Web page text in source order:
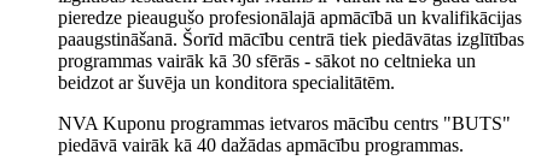
pieredze pieaugušo profesionālajā apmācībā un kvalifikācijas
paaugstināšanā. Šorīd mācību centrā tiek piedāvātas izglītības
programmas vairāk kā 30 sfērās - sākot no celtnieka un
beidzot ar šuvēja un konditora specialitātēm.
NVA Kuponu programmas ietvaros mācību centrs "BUTS"
piedāvā vairāk kā 40 dažādas apmācību programmas.